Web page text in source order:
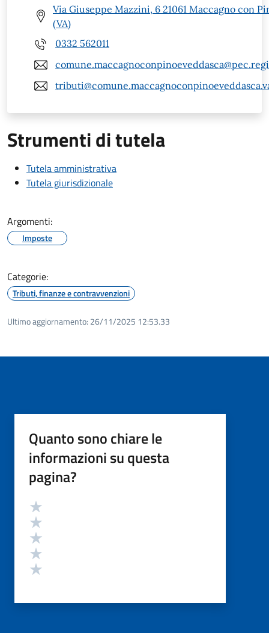
Via Giuseppe Mazzini, 6 21061 Maccagno con
(VA)
0332 562011
Strumenti di tutela
Tutela amministrativa
Tutela giurisdizionale
Argomenti:
Imposte
Categorie:
Tributi, finanze e contravvenzioni
Ultimo aggiornamento: 26/11/2025 12:53.33
Quanto sono chiare le
informazioni su questa
pagina?
Valutazione